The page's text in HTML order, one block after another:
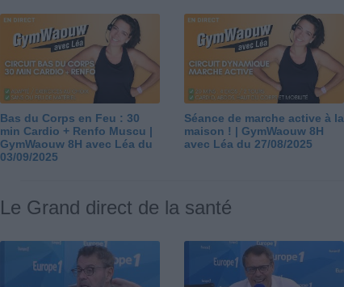
Bas du Corps en Feu : 30
min Cardio + Renfo Muscu |
GymWaouw 8H avec Léa du
03/09/2025
Séance de marche active à la
maison ! | GymWaouw 8H
avec Léa du 27/08/2025
Le Grand direct de la santé